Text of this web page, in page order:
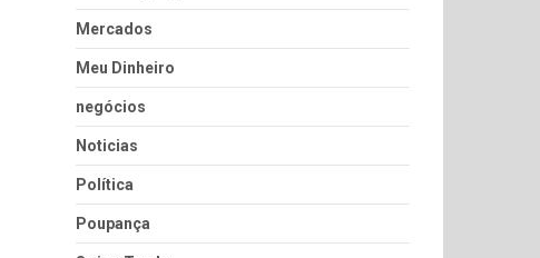
Mercados
Meu Dinheiro
negócios
Noticias
Política
Poupança